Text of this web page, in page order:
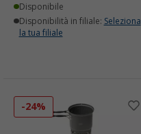
Disponibile
Disponibilità in filiale: Seleziona
la tua filiale
-24%